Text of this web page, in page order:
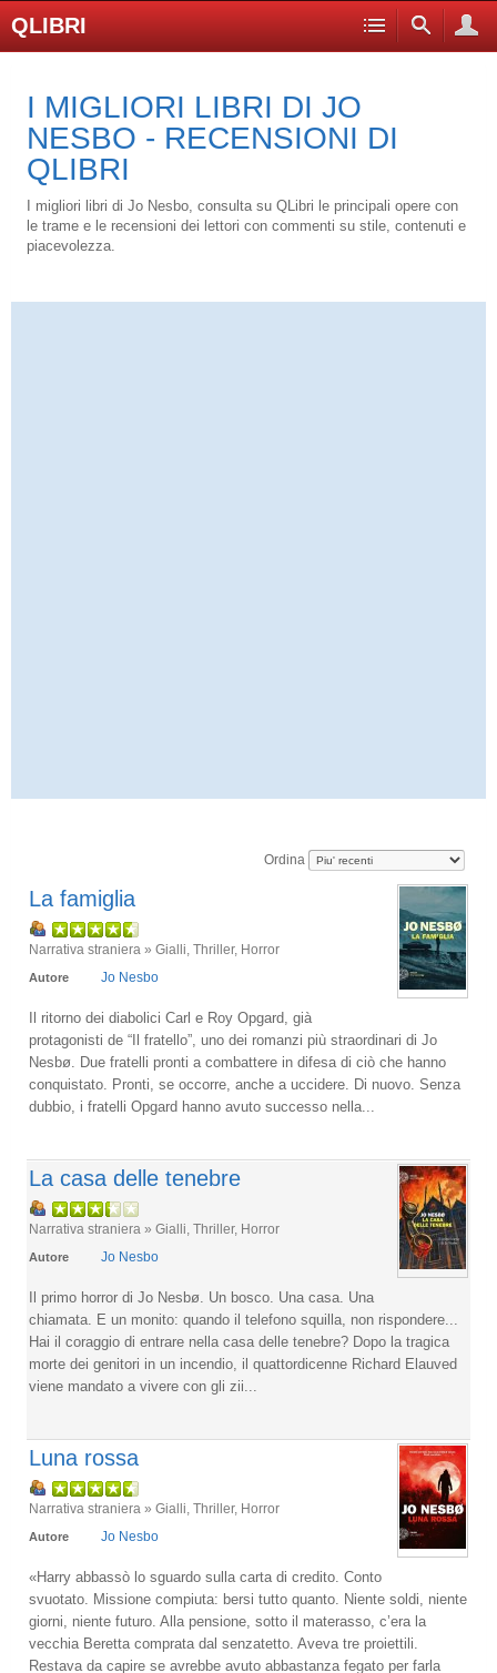
QLIBRI
I MIGLIORI LIBRI DI JO
NESBO - RECENSIONI DI
QLIBRI
I migliori libri di Jo Nesbo, consulta su QLibri le principali opere con
le trame e le recensioni dei lettori con commenti su stile, contenuti e
piacevolezza.
Ordina
La famiglia
Narrativa straniera » Gialli, Thriller, Horror
Autore Jo Nesbo
Il ritorno dei diabolici Carl e Roy Opgard, già
protagonisti de “Il fratello”, uno dei romanzi più straordinari di Jo
Nesbø. Due fratelli pronti a combattere in difesa di ciò che hanno
conquistato. Pronti, se occorre, anche a uccidere. Di nuovo. Senza
dubbio, i fratelli Opgard hanno avuto successo nella...
La casa delle tenebre
Narrativa straniera » Gialli, Thriller, Horror
Autore Jo Nesbo
Il primo horror di Jo Nesbø. Un bosco. Una casa. Una
chiamata. E un monito: quando il telefono squilla, non rispondere...
Hai il coraggio di entrare nella casa delle tenebre? Dopo la tragica
morte dei genitori in un incendio, il quattordicenne Richard Elauved
viene mandato a vivere con gli zii...
Luna rossa
Narrativa straniera » Gialli, Thriller, Horror
Autore Jo Nesbo
«Harry abbassò lo sguardo sulla carta di credito. Conto
svuotato. Missione compiuta: bersi tutto quanto. Niente soldi, niente
giorni, niente futuro. Alla pensione, sotto il materasso, c’era la
vecchia Beretta comprata dal senzatetto. Aveva tre proiettili.
Restava da capire se avrebbe avuto abbastanza fegato per farla